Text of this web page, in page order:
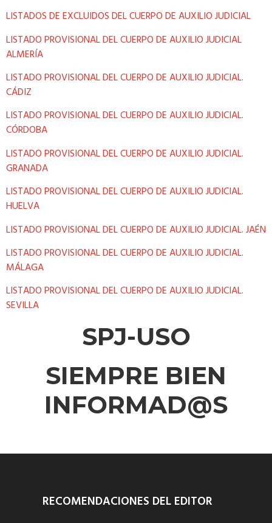
LISTADOS DE EXCLUIDOS DEL CUERPO DE AUXILIO JUDICIAL
LISTADO PROVISIONAL DEL CUERPO DE AUXILIO JUDICIAL
ALMERÍA
LISTADO PROVISIONAL DEL CUERPO DE AUXILIO JUDICIAL.
CÁDIZ
LISTADO PROVISIONAL DEL CUERPO DE AUXILIO JUDICIAL.
CÓRDOBA
LISTADO PROVISIONAL DEL CUERPO DE AUXILIO JUDICIAL.
GRANADA
LISTADO PROVISIONAL DEL CUERPO DE AUXILIO JUDICIAL.
HUELVA
LISTADO PROVISIONAL DEL CUERPO DE AUXILIO JUDICIAL. JAÉN
LISTADO PROVISIONAL DEL CUERPO DE AUXILIO JUDICIAL.
MÁLAGA
LISTADO PROVISIONAL DEL CUERPO DE AUXILIO JUDICIAL.
SEVILLA
SPJ-USO
SIEMPRE BIEN
INFORMAD@S
RECOMENDACIONES DEL EDITOR